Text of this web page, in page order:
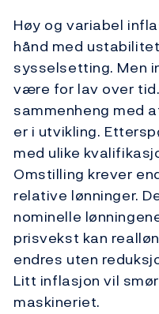
Høy og variabel
hånd med
sysselsetting. Men
være for lav over
sammenheng med
er i utvikling.
med ulike
Omstilling krever
relative lønninger.
nominelle
prisvekst kan
endres uten
Litt inflasjon vil
maskineriet.